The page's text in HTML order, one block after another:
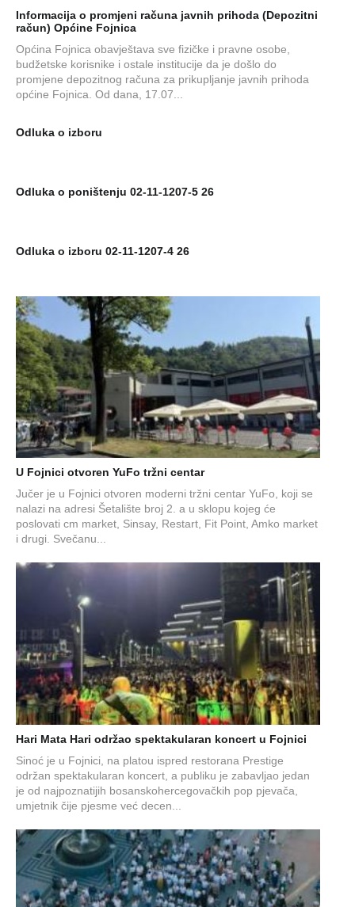
Informacija o promjeni računa javnih prihoda (Depozitni
račun) Općine Fojnica
Općina Fojnica obavještava sve fizičke i pravne osobe,
budžetske korisnike i ostale institucije da je došlo do
promjene depozitnog računa za prikupljanje javnih prihoda
općine Fojnica. Od dana, 17.07...
Odluka o izboru
Odluka o poništenju 02-11-1207-5 26
Odluka o izboru 02-11-1207-4 26
U Fojnici otvoren YuFo tržni centar
Jučer je u Fojnici otvoren moderni tržni centar YuFo, koji se
nalazi na adresi Šetalište broj 2. a u sklopu kojeg će
poslovati cm market, Sinsay, Restart, Fit Point, Amko market
i drugi. Svečanu...
Hari Mata Hari održao spektakularan koncert u Fojnici
Sinoć je u Fojnici, na platou ispred restorana Prestige
održan spektakularan koncert, a publiku je zabavljao jedan
je od najpoznatijih bosanskohercegovačkih pop pjevača,
umjetnik čije pjesme već decen...